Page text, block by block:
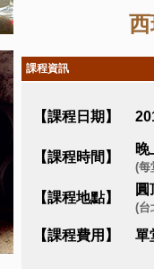
課程資訊
【課程日期】
【課程時間】
晚
(每
【課程地點】
(台
【課程費用】 單